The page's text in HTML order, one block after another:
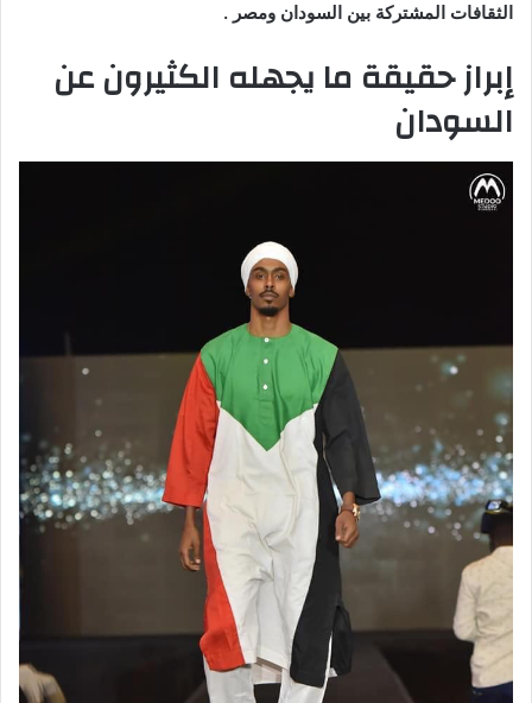
الثقافات المشتركة بين السودان ومصر .
إبراز حقيقة ما يجهله الكثيرون عن
السودان